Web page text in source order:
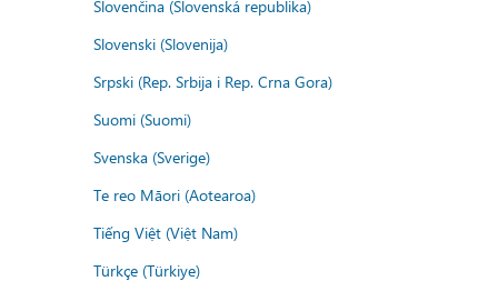
Slovenčina (Slovenská republika)
Slovenski (Slovenija)
Srpski (Rep. Srbija i Rep. Crna Gora)
Suomi (Suomi)
Svenska (Sverige)
Te reo Māori (Aotearoa)
Tiếng Việt (Việt Nam)
Türkçe (Türkiye)